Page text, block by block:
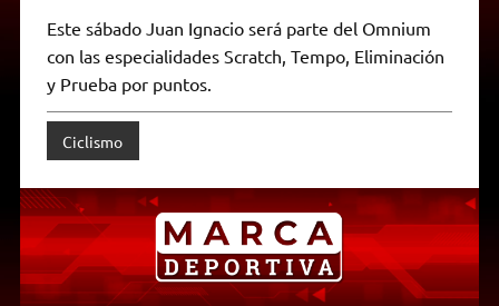
Este sábado Juan Ignacio será parte del Omnium
con las especialidades Scratch, Tempo, Eliminación
y Prueba por puntos.
Ciclismo